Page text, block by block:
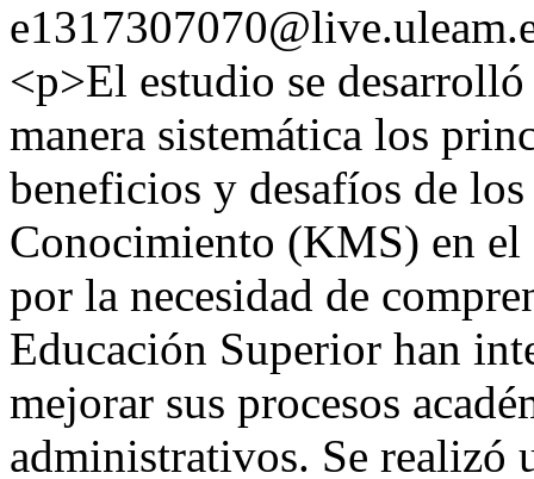
<p>El estudio se
manera sistemática los
beneficios y desafíos de
Conocimiento (KMS) en
por la necesidad de
Educación Superior han
mejorar sus procesos
administrativos. Se